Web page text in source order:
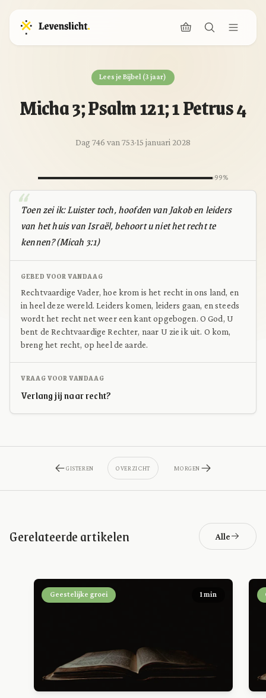
Lees je Bijbel (3 jaar)
Micha 3; Psalm 121; 1 Petrus 4
Dag 746 van 753·15 januari 2028
99%
Toen zei ik: Luister toch, hoofden van Jakob en leiders
van het huis van Israël, behoort u niet het recht te
kennen? (Micah 3:1)
GEBED VOOR VANDAAG
Rechtvaardige Vader, hoe krom is het recht in ons land, en
in heel deze wereld. Leiders komen, leiders gaan, en steeds
wordt het recht net weer een kant opgebogen. O God, U
bent de Rechtvaardige Rechter, naar U zie ik uit. O kom,
breng het recht, op heel de aarde.
VRAAG VOOR VANDAAG
Verlang jij naar recht?
GISTEREN OVERZICHT MORGEN
Gerelateerde artikelen Alle
Geestelijke groei 1 min